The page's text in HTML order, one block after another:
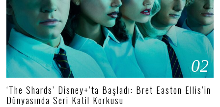
02
‘The Shards’ Disney+’ta Başladı: Bret Easton Ellis’in
Dünyasında Seri Katil Korkusu